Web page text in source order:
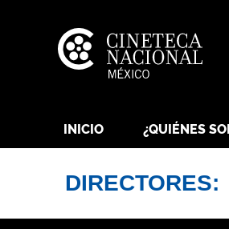
INICIO ¿QUIÉNES
DIRECTORES: